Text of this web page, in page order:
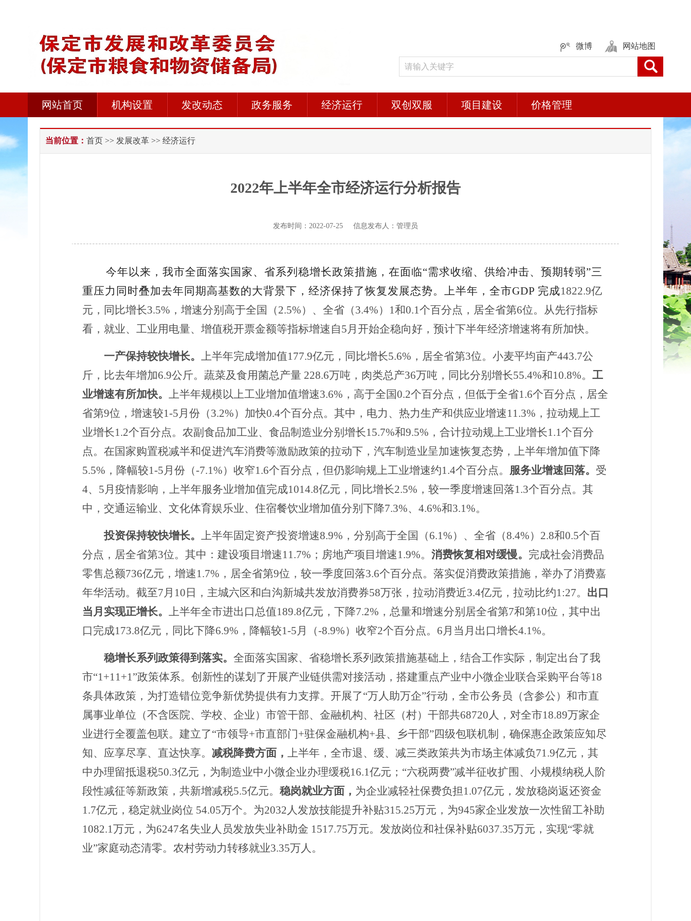
微博 网站地图
网站首页 机构设置 发改动态 政务服务 经济运行 双创双服 项目建设 价格管理
当前位置： 首页 >> 发展改革 >> 经济运行
2022年上半年全市经济运行分析报告
发布时间：2022-07-25 信息发布人：管理员
今年以来，我市全面落实国家、省系列稳增长政策措施，在面临“需求收缩、供给冲击、预期转弱”三
重压力同时叠加去年同期高基数的大背景下，经济保持了恢复发展态势。上半年，全市GDP 完成1822.9亿
元，同比增长3.5% ，增速分别高于全国（2.5%）、全省（3.4%） 1和0.1个百分点，居全省第6位。从先行指标
看，就业、工业用电量、增值税开票金额等指标增速自5月开始企稳向好，预计下半年经济增速将有所加快。
一产保持较快增长。上半年完成增加值177.9亿元，同比增长5.6%，居全省第3位。小麦平均亩产443.7公
斤，比去年增加6.9公斤。 蔬菜及食用菌总产量 228.6万吨，肉类总产36万吨，同比分别增长55.4%和10.8%。 工
业增速有所加快。 上半年规模以上工业增加值增速3.6%， 高于全国0.2个百分点 ，但低于全省1.6个百分点， 居全
省第9位 ，增速较1-5月份（3.2%）加快0.4个百分点。其中，电力、热力生产和供应业增速11.3%，拉动规上工
业增长1.2个百分点。农副食品加工业、食品制造业分别增长15.7%和9.5%，合计拉动规上工业增长1.1个百分
点。 在国家购置税减半和促进汽车消费等激励政策的拉动下， 汽车制造业呈加速恢复态势，上半年增加值下降
5.5%，降幅较1-5月份（-7.1%） 收窄1.6个百分点，但仍影响规上工业增速约1.4个百分点。 服务业增速回落。 受
4、5月疫情影响， 上半年服务业增加值完成1014.8亿元，同比增长2.5% ，较一季度增速回落1.3个百分点。 其
中，交通运输业、文化体育娱乐业、住宿餐饮业增加值分别下降7.3%、4.6%和3.1%。
投资保持较快增长。上半年固定资产投资增速8.9%，分别高于全国（6.1%）、全省（8.4%）2.8和0.5个百
分点，居全省第3位。其中：建设项目增速11.7%；房地产项目增速1.9%。 消费恢复相对缓慢。 完成社会消费品
零售总额736亿元，增速1.7%，居全省第9位，较一季度回落3.6个百分点。落实促消费政策措施， 举办了消费嘉
年华活动。截至7月10日，主城六区和白沟新城共发放消费券58万张，拉动消费近3.4亿元，拉动比约1:27。 出口
当月实现正增长。 上半年全市进出口总值189.8亿元，下降7.2%，总量和增速分别居全省第7和第10位，其中出
口完成173.8亿元，同比下降6.9%，降幅较1-5月（-8.9%）收窄2个百分点。6月当月出口增长4.1%。
稳增长系列政策得到落实。全面落实国家、省稳增长系列政策措施基础上，结合工作实际，制定出台了我
市“1+11+1”政策体系。创新性的谋划了开展产业链供需对接活动，搭建重点产业中小微企业联合采购平台等18
条具体政策，为打造错位竞争新优势提供有力支撑。开展了“万人助万企”行动，全市公务员（含参公）和市直
属事业单位（不含医院、学校、企业）市管干部、金融机构、社区（村）干部共68720人，对全市18.89万家企
业进行全覆盖包联。建立了“市领导+市直部门+驻保金融机构+县、乡干部”四级包联机制，确保惠企政策应知尽
知、应享尽享、直达快享。 减税降费方面， 上半年，全市退、缓、减三类政策共为市场主体减负71.9亿元，其
中办理留抵退税50.3亿元 ， 为制造业中小微企业办理缓税16.1亿元； “六税两费”减半征收扩围、小规模纳税人阶
段性减征等新政策，共新增减税5.5亿元。 稳岗就业方面， 为企业减轻社保费负担 1.07亿元，发放稳岗返还资金
1.7亿元，稳定就业岗位 54.05万个。 为2032人发放技能提升补贴315.25万元 ， 为945家企业发放一次性留工补助
1082.1万元， 为6247名失业人员发放失业补助金 1517.75万元。 发放岗位和社保补贴6037.35万元，实现“零就
业”家庭动态清零。 农村劳动力转移就业3.35万人。